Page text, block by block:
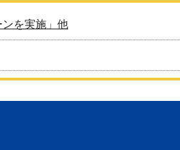
を実施」他